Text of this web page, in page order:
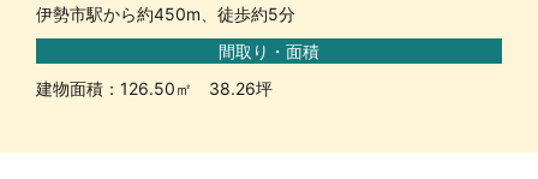
伊勢市駅から約450m、徒歩約5分
間取り・面積
建物面積：126.50㎡ 38.26坪